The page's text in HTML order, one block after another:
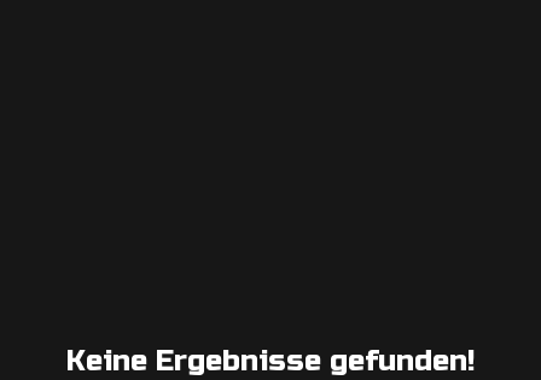
Keine Ergebnisse gefunden!